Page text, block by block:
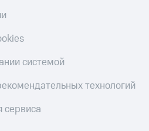
системой
технологий
сервиса